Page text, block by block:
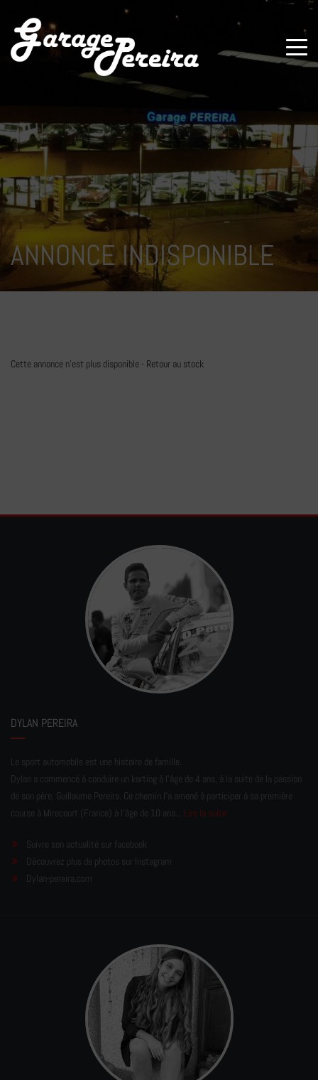
ANNONCE INDISPONIBLE
Cette annonce n'est plus disponible - Retour au stock
DYLAN PEREIRA
Le sport automobile est une histoire de famille.
Dylan a commencé à conduire un karting à l’âge de 4 ans, à la suite de la passion
de son père, Guillaume Pereira. Ce chemin l'a amené à participer à sa première
course à Mirecourt (France) à l'âge de 10 ans... Lire la suite
Suivre son actualité sur facebook
Découvrez plus de photos sur Instagram
Dylan-pereira.com
Paramètres avancés des cookies